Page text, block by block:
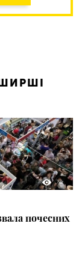
78
почесних